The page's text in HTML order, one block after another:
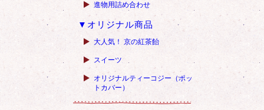
進物用詰め合わせ
▼オリジナル商品
大人気！ 京の紅茶飴
スイーツ
オリジナルティーコジー（ポッ
トカバー）